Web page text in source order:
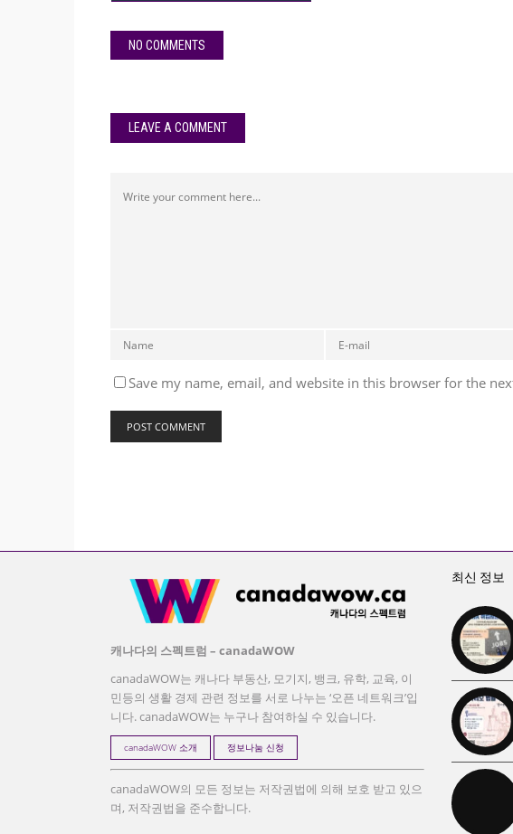
NO COMMENTS
LEAVE A COMMENT
Save my name, email, and website in this browser for the
캐나다의 스펙트럼 – canadaWOW
canadaWOW는 캐나다 부동산, 모기지, 뱅크, 유학, 교육, 이
민등의 생활 경제 관련 정보를 서로 나누는 ‘오픈 네트워크’입
니다. canadaWOW는 누구나 참여하실 수 있습니다.
canadaWOW 소개 정보나눔 신청
canadaWOW의 모든 정보는 저작권법에 의해 보호 받고 있으
며, 저작권법을 준수합니다.
최신 정보